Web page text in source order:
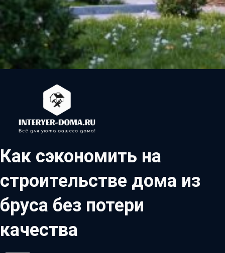
Как сэкономить на
строительстве дома из
бруса без потери
качества